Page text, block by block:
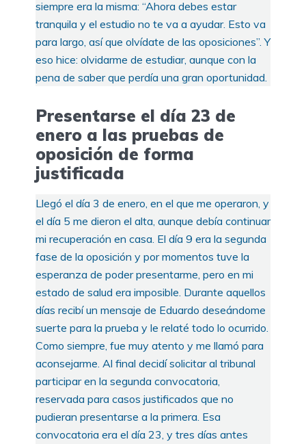
siempre era la misma: “Ahora debes estar
tranquila y el estudio no te va a ayudar. Esto va
para largo, así que olvídate de las oposiciones”. Y
eso hice: olvidarme de estudiar, aunque con la
pena de saber que perdía una gran oportunidad.
Presentarse el día 23 de
enero a las pruebas de
oposición de forma
justificada
Llegó el día 3 de enero, en el que me operaron, y
el día 5 me dieron el alta, aunque debía continuar
mi recuperación en casa. El día 9 era la segunda
fase de la oposición y por momentos tuve la
esperanza de poder presentarme, pero en mi
estado de salud era imposible. Durante aquellos
días recibí un mensaje de Eduardo deseándome
suerte para la prueba y le relaté todo lo ocurrido.
Como siempre, fue muy atento y me llamó para
aconsejarme. Al final decidí solicitar al tribunal
participar en la segunda convocatoria,
reservada para casos justificados que no
pudieran presentarse a la primera. Esa
convocatoria era el día 23, y tres días antes